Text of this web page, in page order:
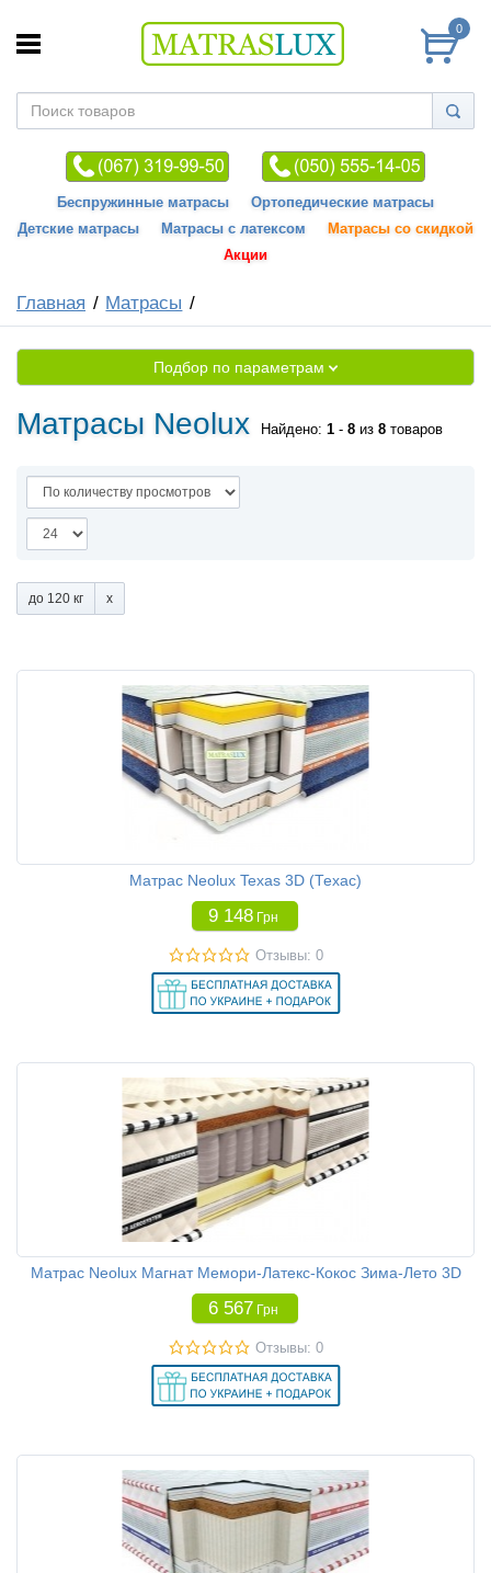
0
Беспружинные матрасы
Ортопедические матрасы
Детские матрасы
Матрасы с латексом
Матрасы со скидкой
Акции
Главная Матрасы
Подбор по параметрам
Матрасы Neolux Найдено: 1 - 8 из 8 товаров
до 120 кг
Матрас Neolux Texas 3D (Техас)
9 148 Грн
Отзывы: 0
Матрас Neolux Магнат Мемори-Латекс-Кокос Зима-Лето 3D
6 567 Грн
Отзывы: 0